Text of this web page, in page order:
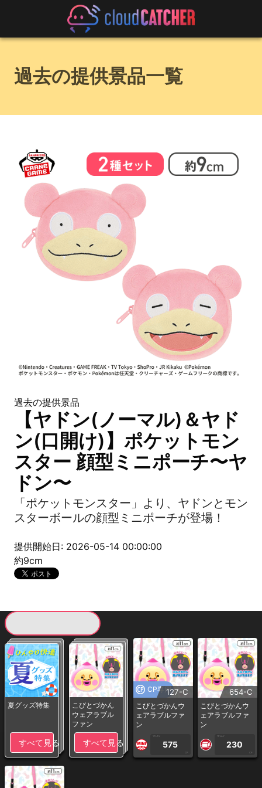
過去の提供景品一覧
過去の提供景品
【ヤドン(ノーマル)＆ヤド
ン(口開け)】ポケットモン
スター 顔型ミニポーチ〜ヤ
ドン〜
「ポケットモンスター」より、ヤドンとモン
スターボールの顔型ミニポーチが登場！
提供開始日: 2026-05-14 00:00:00
約9cm
夏グッズ特集
すべて見る
こびとづかん
ウェアラブル
ファン
すべて見る
CP専用127-C
こびとづかんウ
ェアラブルファ
ン
1PLAY
575
CP
654-C
こびとづかんウ
ェアラブルファ
ン
1PLAY
230
CP